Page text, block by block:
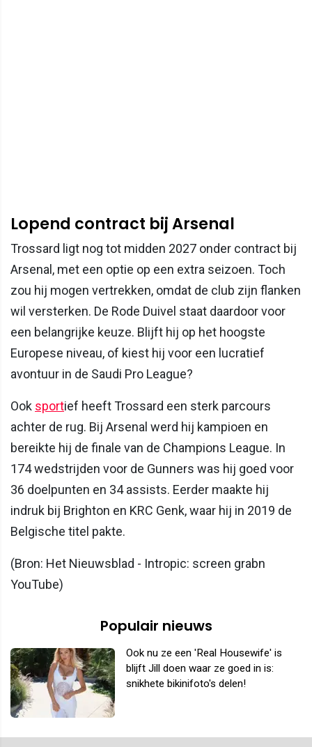
Lopend contract bij Arsenal
Trossard ligt nog tot midden 2027 onder contract bij
Arsenal, met een optie op een extra seizoen. Toch
zou hij mogen vertrekken, omdat de club zijn flanken
wil versterken. De Rode Duivel staat daardoor voor
een belangrijke keuze. Blijft hij op het hoogste
Europese niveau, of kiest hij voor een lucratief
avontuur in de Saudi Pro League?
Ook sportief heeft Trossard een sterk parcours
achter de rug. Bij Arsenal werd hij kampioen en
bereikte hij de finale van de Champions League. In
174 wedstrijden voor de Gunners was hij goed voor
36 doelpunten en 34 assists. Eerder maakte hij
indruk bij Brighton en KRC Genk, waar hij in 2019 de
Belgische titel pakte.
(Bron: Het Nieuwsblad - Intropic: screen grabn
YouTube)
Populair nieuws
Ook nu ze een 'Real Housewife' is
blijft Jill doen waar ze goed in is:
snikhete bikinifoto's delen!